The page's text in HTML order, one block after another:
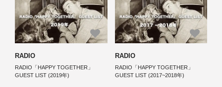
RADIO
RADIO「HAPPY TOGETHER」
GUEST LIST (2019年)
RADIO
RADIO「HAPPY TOGETHER」
GUEST LIST (2017~2018年)